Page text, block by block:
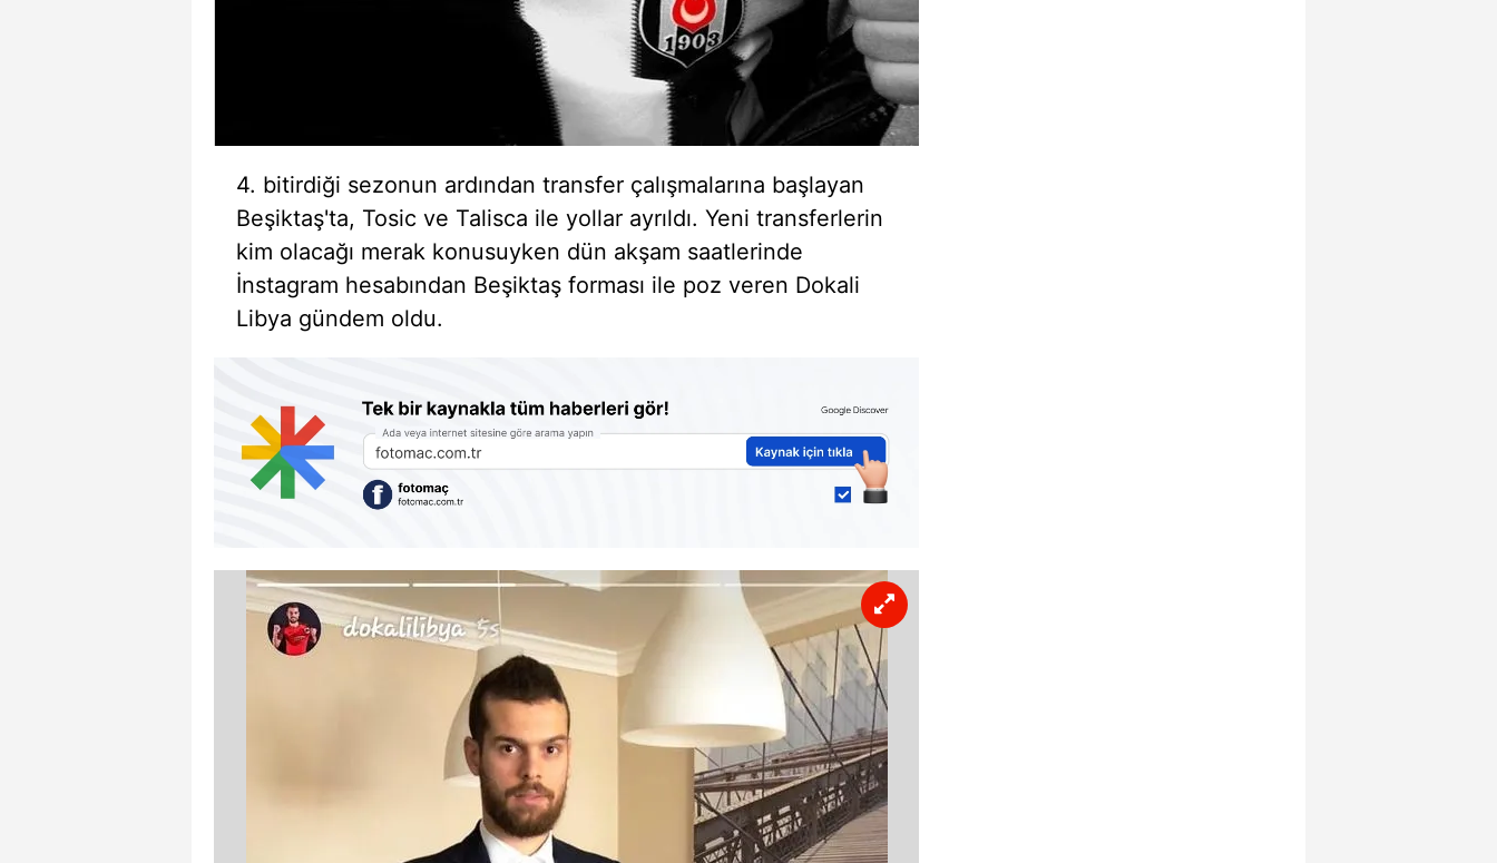
4. bitirdiği sezonun ardından transfer çalışmalarına başlayan
Beşiktaş'ta, Tosic ve Talisca ile yollar ayrıldı. Yeni transferlerin
kim olacağı merak konusuyken dün akşam saatlerinde
İnstagram hesabından Beşiktaş forması ile poz veren Dokali
Libya gündem oldu.